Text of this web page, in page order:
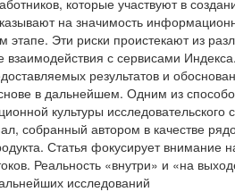
которые участвуют в
на значимость
Эти риски проистекают из
взаимодействия с сервисами
результатов и
в дальнейшем. Одним из
культуры исследовательского
собранный автором в качестве
Статья фокусирует
Реальность «внутри» и «на
исследований